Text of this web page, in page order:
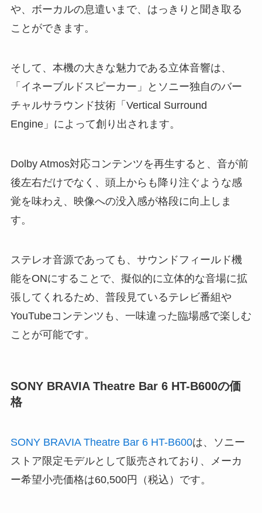
や、ボーカルの息遣いまで、はっきりと聞き取る
ことができます。
そして、本機の大きな魅力である立体音響は、
「イネーブルドスピーカー」とソニー独自のバー
チャルサラウンド技術「Vertical Surround
Engine」によって創り出されます。
Dolby Atmos対応コンテンツを再生すると、音が前
後左右だけでなく、頭上からも降り注ぐような感
覚を味わえ、映像への没入感が格段に向上しま
す。
ステレオ音源であっても、サウンドフィールド機
能をONにすることで、擬似的に立体的な音場に拡
張してくれるため、普段見ているテレビ番組や
YouTubeコンテンツも、一味違った臨場感で楽しむ
ことが可能です。
SONY BRAVIA Theatre Bar 6 HT-B600の価
格
SONY BRAVIA Theatre Bar 6 HT-B600は、ソニー
ストア限定モデルとして販売されており、メーカ
ー希望小売価格は60,500円（税込）です。